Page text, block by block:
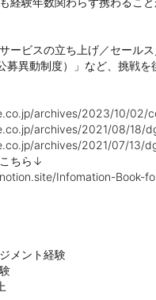
ービスの立ち上げ／セール
募異動制度）」など、挑戦を
archives/2023/10/02/
archives/2021/08/18/
archives/2021/07/13/
ちら↓
Infomation-Book-
メント経験